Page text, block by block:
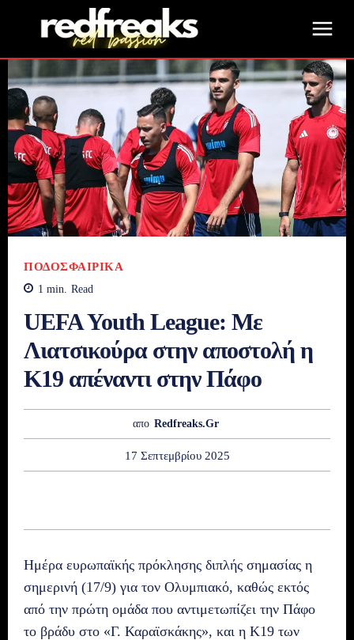
ΠΟΔΟΣΦΑΙΡΙΚΆ
1 min. Read
UEFA Youth League: Με
Λιατσικούρα στην αποστολή η
Κ19 απέναντι στην Πάφο
απο Redfreaks.gr
17 Σεπτεμβρίου 2025
Ημέρα ευρωπαϊκής πρόκλησης διπλής σημασίας η
σημερινή (17/9) για τον Ολυμπιακό, καθώς εκτός
από την πρώτη ομάδα που αντιμετωπίζει την Πάφο
το βράδυ στο «Γ. Καραϊσκάκης», και η Κ19 των